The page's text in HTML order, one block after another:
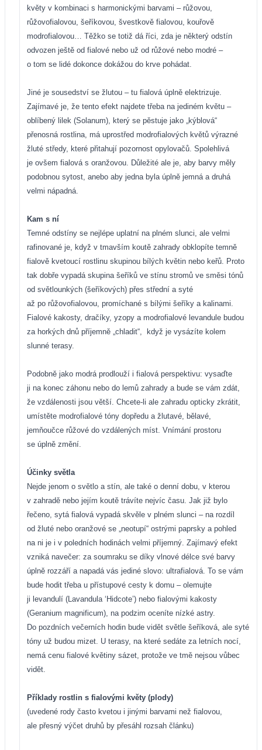
květy v kombinaci s harmonickými barvami – růžovou,
růžovofialovou, šeříkovou, švestkově fialovou, kouřově
modrofialovou… Těžko se totiž dá říci, zda je některý odstín
odvozen ještě od fialové nebo už od růžové nebo modré –
o tom se lidé dokonce dokážou do krve pohádat.
Jiné je sousedství se žlutou – tu fialová úplně elektrizuje.
Zajímavé je, že tento efekt najdete třeba na jediném květu –
oblíbený lilek (Solanum), který se pěstuje jako „kýblová“
přenosná rostlina, má uprostřed modrofialových květů výrazné
žluté středy, které přitahují pozornost opylovačů. Spolehlivá
je ovšem fialová s oranžovou. Důležité ale je, aby barvy měly
podobnou sytost, anebo aby jedna byla úplně jemná a druhá
velmi nápadná.
Kam s ní
Temné odstíny se nejlépe uplatní na plném slunci, ale velmi
rafinované je, když v tmavším koutě zahrady obklopíte temně
fialově kvetoucí rostlinu skupinou bílých květin nebo keřů. Proto
tak dobře vypadá skupina šeříků ve stínu stromů ve směsi tónů
od světlounkých (šeříkových) přes střední a syté
až po růžovofialovou, promíchané s bílými šeříky a kalinami.
Fialové kakosty, dračíky, yzopy a modrofialové levandule budou
za horkých dnů příjemně „chladit“,
když je vysázíte kolem
slunné terasy.
Podobně jako modrá prodlouží i fialová perspektivu: vysaďte
ji na konec záhonu nebo do lemů zahrady a bude se vám zdát,
že vzdálenosti jsou větší. Chcete-li ale zahradu opticky zkrátit,
umístěte modrofialové tóny dopředu a žlutavé, bělavé,
jemňoučce růžové do vzdálených míst. Vnímání prostoru
se úplně změní.
Účinky světla
Nejde jenom o světlo a stín, ale také o denní dobu, v kterou
v zahradě nebo jejím koutě trávíte nejvíc času. Jak již bylo
řečeno, sytá fialová vypadá skvěle v plném slunci – na rozdíl
od žluté nebo oranžové se „neotupí“ ostrými paprsky a pohled
na ni je i v poledních hodinách velmi příjemný. Zajímavý efekt
vzniká navečer: za soumraku se díky vlnové délce své barvy
úplně rozzáří a napadá vás jediné slovo: ultrafialová. To se vám
bude hodit třeba u přístupové cesty k domu – olemujte
ji levandulí (Lavandula ‘Hidcote’) nebo fialovými kakosty
(Geranium magnificum), na podzim oceníte nízké astry.
Do pozdních večerních hodin bude vidět světle šeříková, ale syté
tóny už budou mizet. U terasy, na které sedáte za letních nocí,
nemá cenu fialové květiny sázet, protože ve tmě nejsou vůbec
vidět.
Příklady rostlin s fialovými květy (plody)
(uvedené rody často kvetou i jinými barvami než fialovou,
ale přesný výčet druhů by přesáhl rozsah článku)